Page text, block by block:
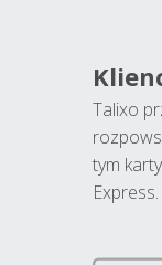
Talixo
tym
Express.